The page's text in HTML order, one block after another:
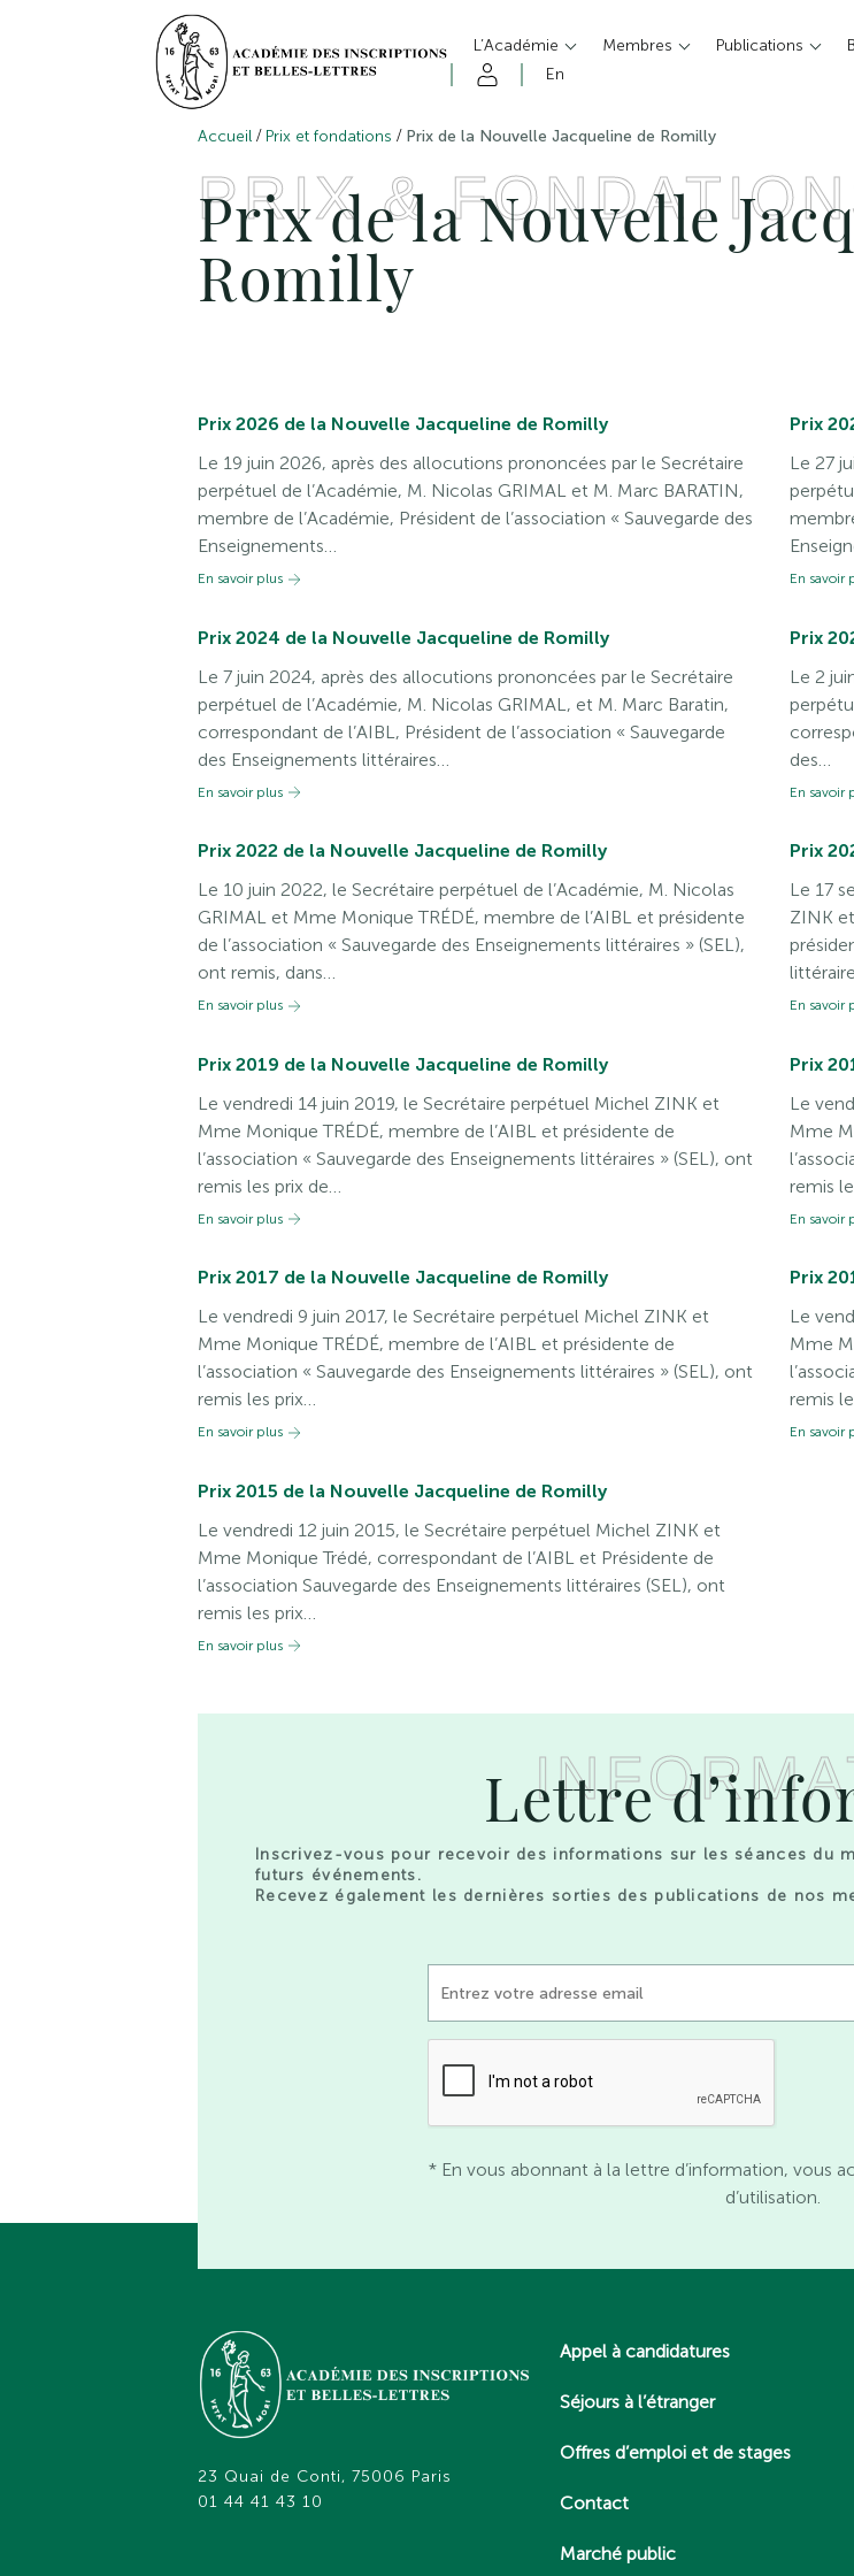
L’Académie Membres Publications
En
Accueil / Prix et fondations / Prix de la Nouvelle Jacqueline de Romilly
PRIX &
Prix de la Nouvelle
Romilly
Prix 2026 de la Nouvelle Jacqueline de Romilly
Le 19 juin 2026, après des allocutions prononcées par le Secrétaire
perpétuel de l’Académie, M. Nicolas GRIMAL et M. Marc BARATIN,
membre de l’Académie, Président de l’association « Sauvegarde des
Enseignements…
En savoir plus
Prix
Le 27
En savoir
Prix 2024 de la Nouvelle Jacqueline de Romilly
Le 7 juin 2024, après des allocutions prononcées par le Secrétaire
perpétuel de l’Académie, M. Nicolas GRIMAL, et M. Marc Baratin,
correspondant de l’AIBL, Président de l’association « Sauvegarde
des Enseignements littéraires…
En savoir plus
Prix
Le 2
des…
En savoir
Prix 2022 de la Nouvelle Jacqueline de Romilly
Le 10 juin 2022, le Secrétaire perpétuel de l’Académie, M. Nicolas
GRIMAL et Mme Monique TRÉDÉ, membre de l’AIBL et présidente
de l’association « Sauvegarde des Enseignements littéraires » (SEL),
ont remis, dans…
En savoir plus
Prix
Le 17
ZINK
En savoir
Prix 2019 de la Nouvelle Jacqueline de Romilly
Le vendredi 14 juin 2019, le Secrétaire perpétuel Michel ZINK et
Mme Monique TRÉDÉ, membre de l’AIBL et présidente de
l’association « Sauvegarde des Enseignements littéraires » (SEL), ont
remis les prix de…
En savoir plus
Prix
Le
Mme
remis
En savoir
Prix 2017 de la Nouvelle Jacqueline de Romilly
Le vendredi 9 juin 2017, le Secrétaire perpétuel Michel ZINK et
Mme Monique TRÉDÉ, membre de l’AIBL et présidente de
l’association « Sauvegarde des Enseignements littéraires » (SEL), ont
remis les prix…
En savoir plus
Prix
Le
Mme
remis
En savoir
Prix 2015 de la Nouvelle Jacqueline de Romilly
Le vendredi 12 juin 2015, le Secrétaire perpétuel Michel ZINK et
Mme Monique Trédé, correspondant de l’AIBL et Présidente de
l’association Sauvegarde des Enseignements littéraires (SEL), ont
remis les prix…
En savoir plus
Lettre
Inscrivez-vous pour recevoir des informations sur les séances du
futurs événements.
Recevez également les dernières sorties des publications de nos
* En vous abonnant à la lettre d’information, vous
d’utilisation.
23 Quai de Conti, 75006 Paris
01 44 41 43 10
Appel à candidatures
Séjours à l’étranger
Offres d’emploi et de stages
Contact
Marché public